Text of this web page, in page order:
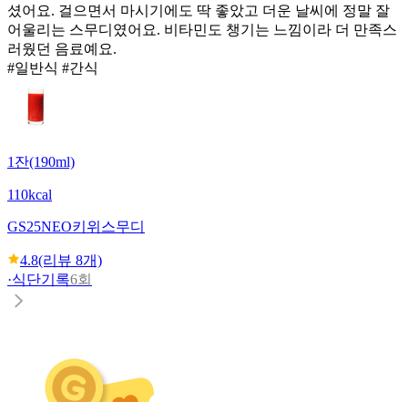
셨어요. 걸으면서 마시기에도 딱 좋았고 더운 날씨에 정말 잘
어울리는 스무디였어요. 비타민도 챙기는 느낌이라 더 만족스
러웠던 음료예요.
#일반식 #간식
1잔(190ml)
110kcal
GS25NEO키위스무디
4.8(리뷰 8개)
·식단기록6회